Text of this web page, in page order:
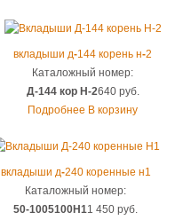
вкладыши д-144 корень н-2
Каталожный номер:
Д-144 кор H-2640 руб.
Подробнее В корзину
вкладыши д-240 коренные н1
Каталожный номер:
50-1005100Н11 450 руб.